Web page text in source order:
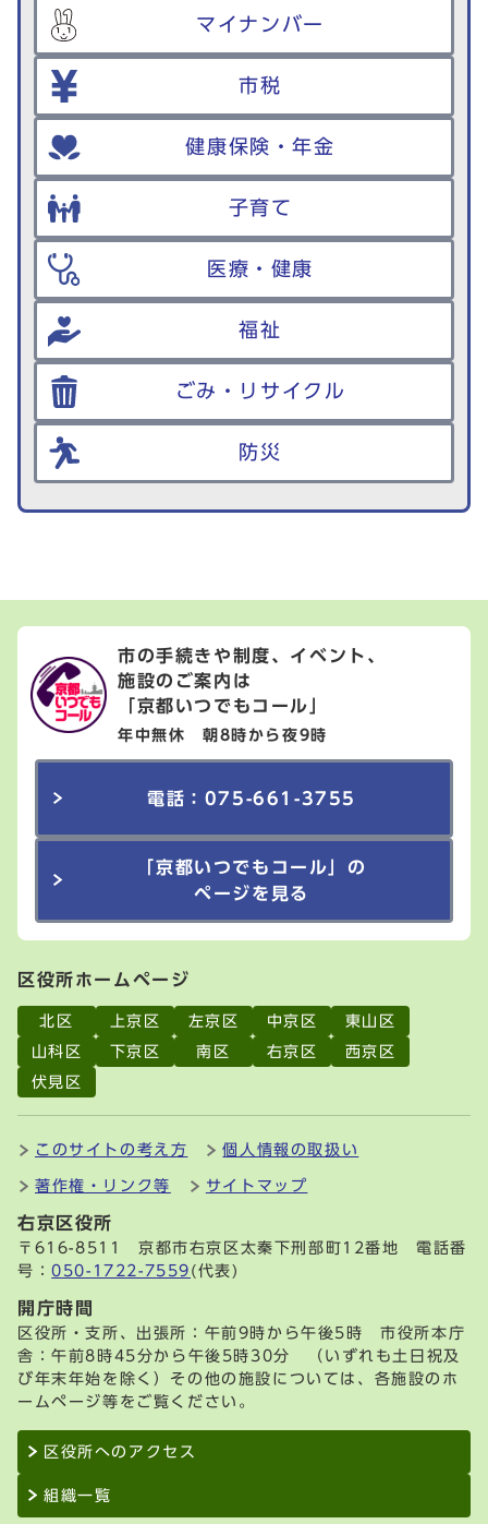
マイナンバー
市税
健康保険・年金
子育て
医療・健康
福祉
ごみ・リサイクル
防災
市の手続きや制度、イベント、
施設のご案内は
「京都いつでもコール」
年中無休 朝8時から夜9時
電話：075-661-3755
「京都いつでもコール」の
ページを見る
区役所ホームページ
北区 上京区 左京区 中京区
東山区
山科区
下京区 南区 右京区
西京区
伏見区
このサイトの考え方 個人情報の取扱い
著作権・リンク等 サイトマップ
右京区役所
〒616-8511 京都市右京区太秦下刑部町12番地 電話番
号：050-1722-7559 (代表)
開庁時間
区役所・支所、出張所：午前9時から午後5時 市役所本庁
舎：午前8時45分から午後5時30分 （いずれも土日祝及
び年末年始を除く）その他の施設については、各施設のホ
ームページ等をご覧ください。
区役所へのアクセス
組織一覧